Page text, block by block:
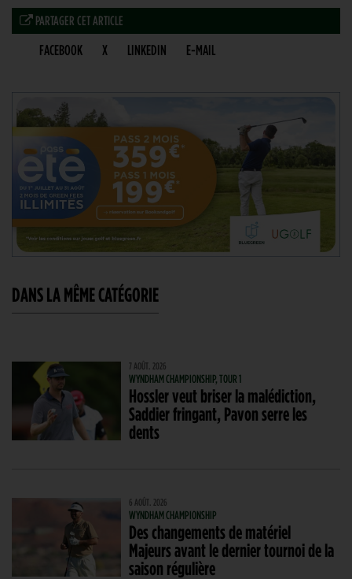
PARTAGER CET ARTICLE
FACEBOOK X LINKEDIN E-MAIL
DANS LA MÊME CATÉGORIE
7 AOÛT. 2026
WYNDHAM CHAMPIONSHIP, TOUR 1
Hossler veut briser la malédiction,
Saddier fringant, Pavon serre les
dents
6 AOÛT. 2026
WYNDHAM CHAMPIONSHIP
Des changements de matériel
Majeurs avant le dernier tournoi de la
saison régulière